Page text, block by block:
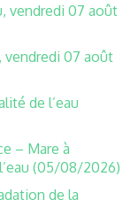
vendredi 07 août
vendredi 07 août
de l’eau
– Mare à
(05/08/2026)
de la